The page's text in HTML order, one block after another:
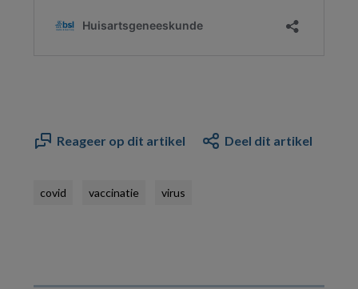
Reageer op dit artikel Deel dit artikel
covid vaccinatie virus